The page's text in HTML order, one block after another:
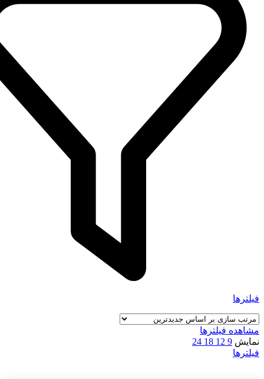
فیلترها
مشاهده فیلترها
نمایش 9
12
18
24
فیلترها